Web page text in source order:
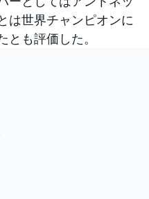
は世界チャンピオンに
も評価した。